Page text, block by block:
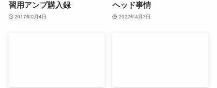
習用アンプ購入録
2017年9月4日
ヘッド事情
2022年4月3日